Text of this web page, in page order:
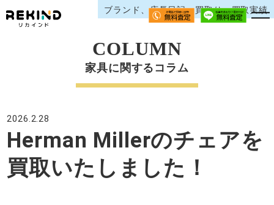
COLUMN
家具に関するコラム
2026.2.28
Herman Millerのチェアを
買取いたしました！
ブランド、店長日記、買取り、買取実績